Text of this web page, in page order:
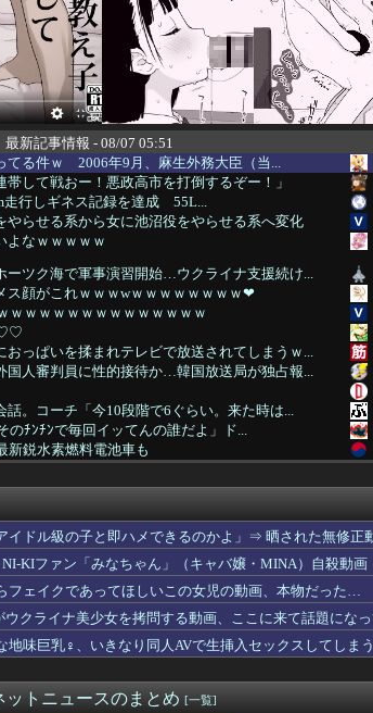
最新記事情報 - 08/07 05:51
てる件ｗ 2006年9月、麻生外務大臣（当...
して戦おー！悪政高市を打倒するぞー！」
走行しギネス記録を達成 55L...
やらせる系から女に池沼役をやらせる系へ変化
よなｗｗｗｗｗ
ーツク海で軍事演習開始…ウクライナ支援続け...
ス顔がこれｗｗｗwｗｗｗｗｗｗｗｗ❤
ｗｗｗｗｗｗｗｗｗｗｗｗｗｗ
おっぱいを揉まれテレビで放送されてしまうｗ...
国人審判員に性的接待か…韓国放送局が独占報...
。コーチ「今10段階で6ぐらい。来た時は...
のﾁﾝﾁﾝで毎回イッてんの誰だよ」ド...
鋭水素燃料電池車も
発表をしてしまう！！！！！
始まるｗｗｗｗｗｗｗｗ
一松旬氏を左遷「彼は協力的でなかった」財...
ッシュ女子、見つかるwwwwwwww
ガチャコンプでホロライブドリームを掴...
もない場所でナンパされてしまうwwwww...
のコスプレ披露ｗｗｗｗｗ
い。←「絶対に離れたくない場所だな」
」
ｗｗ （※画像あり）
イドル級の子と即ハメできるのかよ」⇒ 晒された無修正
NI-KIファン「みなちゃん」（キャバ嬢・MINA）自殺動画
フェイクであってほしいこの女児の動画、本物だった…
ウクライナ美少女を拷問する動画、ここに来て話題にな
地味巨乳♀、いきなり同人AVで生挿入セックスしてしま
トニュースのまとめ [一覧]